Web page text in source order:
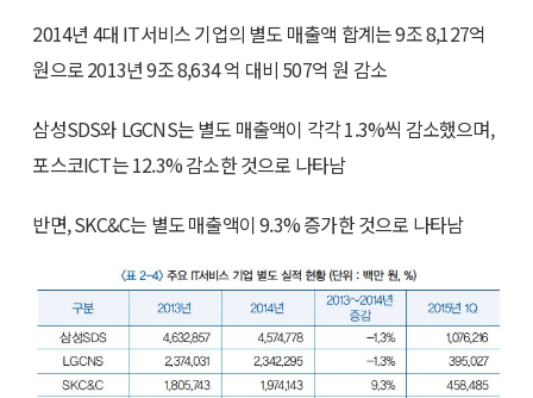
2014년 4대 IT서비스 기업의 별도 매출액 합계는 9조 8,127억
원으로 2013년 9조 8,634 억 대비 507억 원 감소
삼성SDS와 LGCNS는 별도 매출액이 각각 1.3%씩 감소했으며,
포스코ICT는 12.3% 감소한 것으로 나타남
반면, SKC&C는 별도 매출액이 9.3% 증가한 것으로 나타남